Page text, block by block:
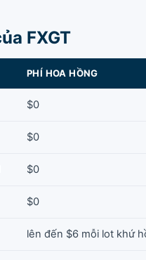
FXGT
PHÍ HOA HỒNG
$0
$0
$0
$0
lên đến $6 mỗi lot khứ